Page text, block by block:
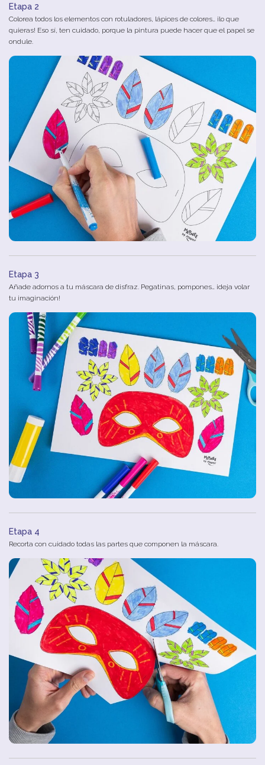
Etapa 2
Colorea todos los elementos con rotuladores, lápices de colores… ¡lo que
quieras! Eso sí, ten cuidado, porque la pintura puede hacer que el papel se
ondule.
Etapa 3
Añade adornos a tu máscara de disfraz. Pegatinas, pompones… ¡deja volar
tu imaginación!
Etapa 4
Recorta con cuidado todas las partes que componen la máscara.